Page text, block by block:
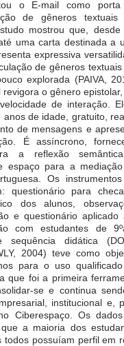
o E-mail como
de gêneros textuais
mostrou que, desde
uma carta destinada a
expressiva
de gêneros
explorada (PAIVA,
o gênero
de interação.
de idade, gratuito,
de mensagens e
É assíncrono,
a reflexão
espaço para a
Os
questionário para
dos alunos,
e questionário aplicado
com estudantes de
didática
2004) teve como
para o uso
que foi a primeira
se e continua
institucional e,
Ciberespaço. Os
a maioria dos
todos possuíam perfil em